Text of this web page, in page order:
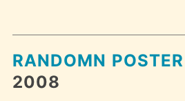
RANDOMN
2008